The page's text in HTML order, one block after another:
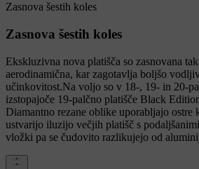
Zasnova šestih koles
Zasnova šestih koles
Ekskluzivna nova platišča so zasnovana
aerodinamična, kar zagotavlja boljšo
učinkovitost.Na voljo so v 18-, 19- in 20-
izstopajoče 19-palčno platišče Black
Diamantno rezane oblike uporabljajo ostre
ustvarijo iluzijo večjih platišč s
vložki pa se čudovito razlikujejo od